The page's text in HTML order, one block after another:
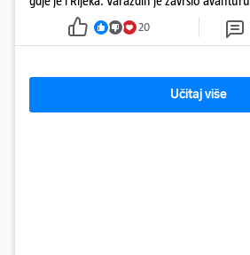
20
Učitaj više